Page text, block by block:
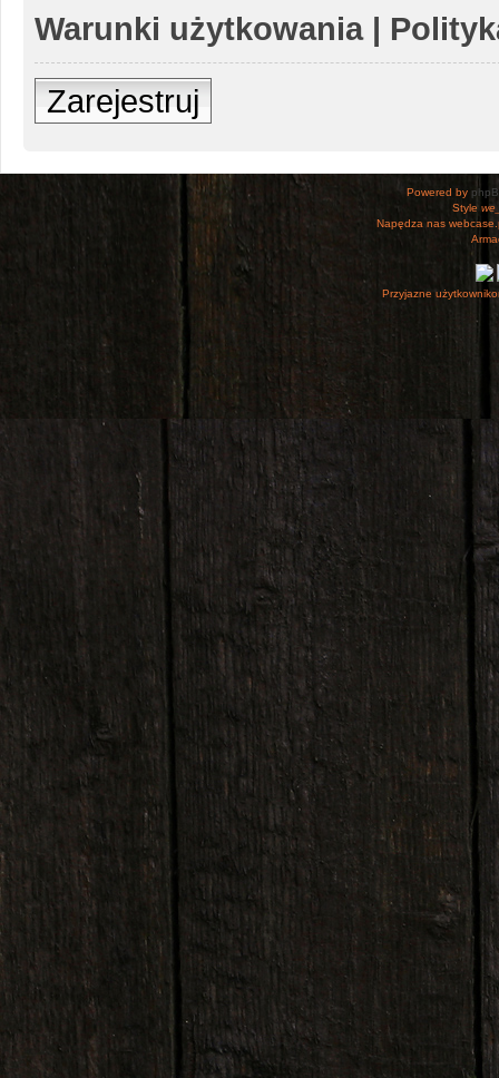
Warunki użytkowania|
Zarejestruj
Powered by
Style
Napędza nas
Przyjazne